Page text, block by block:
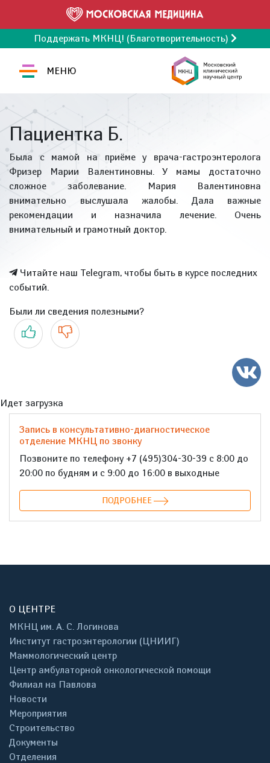
Поддержать МКНЦ! (Благотворительность)
МЕНЮ
Пациентка Б.
Была с мамой на приёме у врача-гастроэнтеролога
Фризер Марии Валентиновны. У мамы достаточно
сложное заболевание. Мария Валентиновна
внимательно выслушала жалобы. Дала важные
рекомендации и назначила лечение. Очень
внимательный и грамотный доктор.
Читайте наш Telegram, чтобы быть в курсе последних
событий.
Были ли сведения полезными?
Да Нет
Идет загрузка
Запись в консультативно-диагностическое
отделение МКНЦ по звонку
Позвоните по телефону +7 (495)304-30-39 с 8:00 до
20:00 по будням и с 9:00 до 16:00 в выходные
ПОДРОБНЕЕ
О ЦЕНТРЕ
МКНЦ им. А. С. Логинова
Институт гастроэнтерологии (ЦНИИГ)
Маммологический центр
Центр амбулаторной онкологической помощи
Филиал на Павлова
Новости
Мероприятия
Строительство
Документы
Отделения